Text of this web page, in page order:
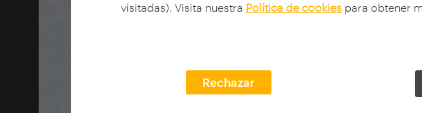
visitadas). Visita nuestra Política de cookies para obtener
Rechazar